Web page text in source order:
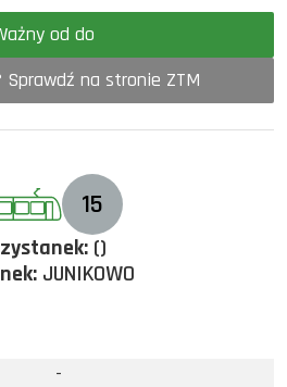
Ważny od do
Sprawdź na stronie ZTM
15
()
JUNIKOWO
-